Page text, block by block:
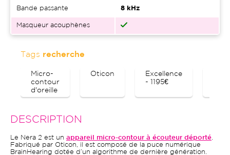
Bande passante 8 kHz
Masqueur acouphènes
Tags recherche
Micro-
contour
d'oreille
Oticon
Excellence
- 1195€
DESCRIPTION
Le Nera 2 est un appareil micro-contour à écouteur déporté
Fabriqué par Oticon, il est composé de la puce numérique
BrainHearing dotée d’un algorithme de dernière génération.